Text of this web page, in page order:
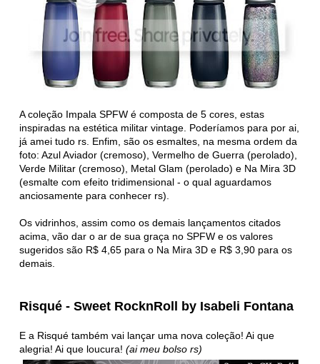
A coleção Impala SPFW é composta de 5 cores, estas
inspiradas na estética militar vintage. Poderíamos para por ai,
já amei tudo rs. Enfim, são os esmaltes, na mesma ordem da
foto: Azul Aviador (cremoso), Vermelho de Guerra (perolado),
Verde Militar (cremoso), Metal Glam (perolado) e Na Mira 3D
(esmalte com efeito tridimensional - o qual aguardamos
anciosamente para conhecer rs).
Os vidrinhos, assim como os demais lançamentos citados
acima, vão dar o ar de sua graça no SPFW e os valores
sugeridos são R$ 4,65 para o Na Mira 3D e R$ 3,90 para os
demais.
Risqué - Sweet RocknRoll by Isabeli Fontana
E a Risqué também vai lançar uma nova coleção! Ai que
alegria! Ai que loucura!(ai meu bolso rs)